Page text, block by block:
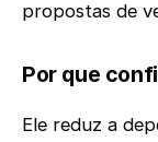
propostas de
Por que
Ele reduz a